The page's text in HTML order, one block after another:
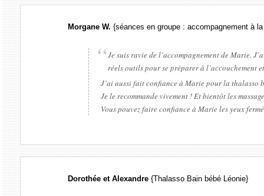
Morgane W. {séances en groupe : accompagnement à
Je suis ravie de l’accompagnement de Marie.
réels outils pour se préparer à l’accouchement
J’ai aussi fait confiance à Marie pour la thalasso
Je le recommande vivement ! Et bientôt les
Vous pouvez faire confiance à Marie les yeux
Dorothée et Alexandre {Thalasso Bain bébé Léonie}